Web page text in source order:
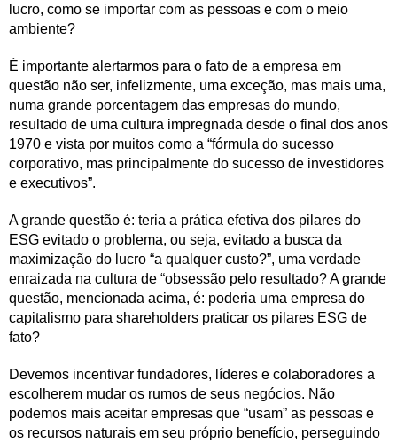
lucro, como se importar com as pessoas e com o meio
ambiente?
É importante alertarmos para o fato de a empresa em
questão não ser, infelizmente, uma exceção, mas mais uma,
numa grande porcentagem das empresas do mundo,
resultado de uma cultura impregnada desde o final dos anos
1970 e vista por muitos como a “fórmula do sucesso
corporativo, mas principalmente do sucesso de investidores
e executivos”.
A grande questão é: teria a prática efetiva dos pilares do
ESG evitado o problema, ou seja, evitado a busca da
maximização do lucro “a qualquer custo?”, uma verdade
enraizada na cultura de “obsessão pelo resultado? A grande
questão, mencionada acima, é: poderia uma empresa do
capitalismo para shareholders praticar os pilares ESG de
fato?
Devemos incentivar fundadores, líderes e colaboradores a
escolherem mudar os rumos de seus negócios. Não
podemos mais aceitar empresas que “usam” as pessoas e
os recursos naturais em seu próprio benefício, perseguindo